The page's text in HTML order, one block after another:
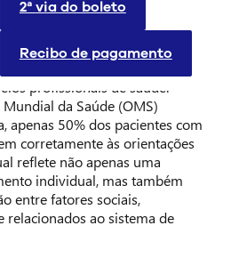
2ª via do boleto
Recibo de pagamento
fatores que determinam o
controle da condição de saúde.
é que muitos pacientes
profissionais de saúde.
da Saúde (OMS)
apenas 50% dos pacientes com
corretamente às orientações
reflete não apenas uma
individual, mas também
entre fatores sociais,
relacionados ao sistema de